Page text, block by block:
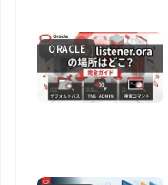
ORACLE